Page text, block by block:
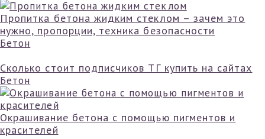
Пропитка бетона жидким стеклом – зачем это
нужно, пропорции, техника безопасности
Бетон
Сколько стоит подписчиков ТГ купить на сайтах
Бетон
Окрашивание бетона с помощью пигментов и
красителей